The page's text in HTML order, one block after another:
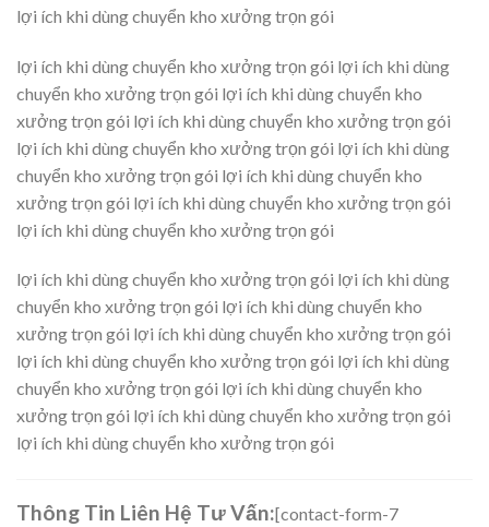
lợi ích khi dùng chuyển kho xưởng trọn gói
lợi ích khi dùng chuyển kho xưởng trọn gói lợi ích khi dùng
chuyển kho xưởng trọn gói lợi ích khi dùng chuyển kho
xưởng trọn gói lợi ích khi dùng chuyển kho xưởng trọn gói
lợi ích khi dùng chuyển kho xưởng trọn gói lợi ích khi dùng
chuyển kho xưởng trọn gói lợi ích khi dùng chuyển kho
xưởng trọn gói lợi ích khi dùng chuyển kho xưởng trọn gói
lợi ích khi dùng chuyển kho xưởng trọn gói
lợi ích khi dùng chuyển kho xưởng trọn gói lợi ích khi dùng
chuyển kho xưởng trọn gói lợi ích khi dùng chuyển kho
xưởng trọn gói lợi ích khi dùng chuyển kho xưởng trọn gói
lợi ích khi dùng chuyển kho xưởng trọn gói lợi ích khi dùng
chuyển kho xưởng trọn gói lợi ích khi dùng chuyển kho
xưởng trọn gói lợi ích khi dùng chuyển kho xưởng trọn gói
lợi ích khi dùng chuyển kho xưởng trọn gói
Thông Tin Liên Hệ Tư Vấn:[contact-form-7